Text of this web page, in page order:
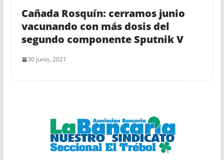
Cañada Rosquín: cerramos junio
vacunando con más dosis del
segundo componente Sputnik V
30 junio, 2021